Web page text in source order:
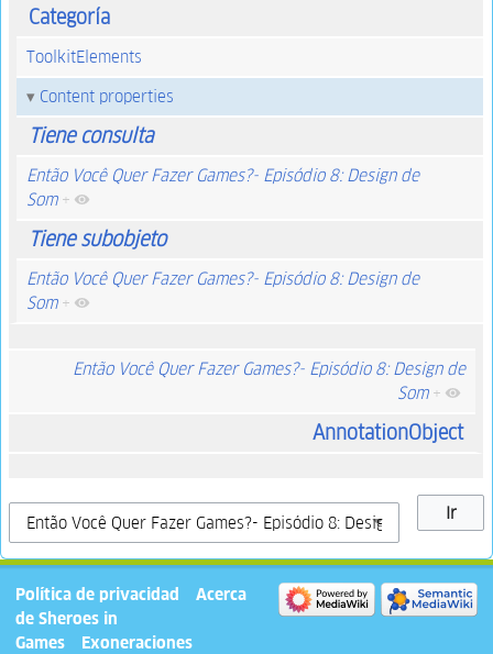
Categoría
ToolkitElements
Content properties
Tiene consulta
Então Você Quer Fazer Games?- Episódio 8: Design de
Som +
Tiene subobjeto
Então Você Quer Fazer Games?- Episódio 8: Design de
Som +
Então Você Quer Fazer Games?- Episódio 8: Design de
Som +
AnnotationObject
Política de privacidad
Acerca
de Sheroes in
Games
Exoneraciones